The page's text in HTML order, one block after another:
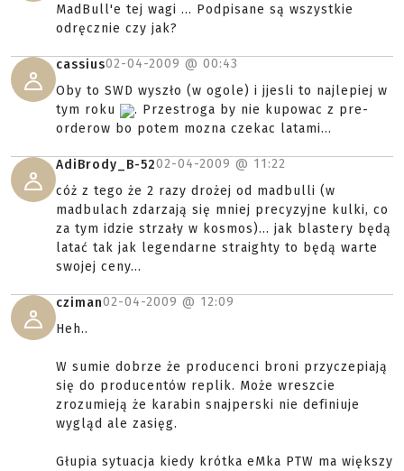
MadBull'e tej wagi ... Podpisane są wszystkie
odręcznie czy jak?
cassius02-04-2009 @ 00:43
Oby to SWD wyszło (w ogole) i jjesli to najlepiej w
tym roku
. Przestroga by nie kupowac z pre-
orderow bo potem mozna czekac latami...
AdiBrody_B-5202-04-2009 @ 11:22
cóż z tego że 2 razy drożej od madbulli (w
madbulach zdarzają się mniej precyzyjne kulki, co
za tym idzie strzały w kosmos)... jak blastery będą
latać tak jak legendarne straighty to będą warte
swojej ceny...
cziman02-04-2009 @ 12:09
Heh..
W sumie dobrze że producenci broni przyczepiają
się do producentów replik. Może wreszcie
zrozumieją że karabin snajperski nie definiuje
wygląd ale zasięg.
Głupia sytuacja kiedy krótka eMka PTW ma większy